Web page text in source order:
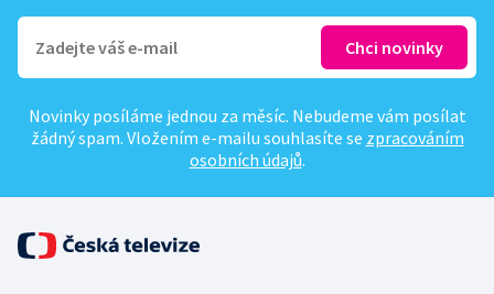
Novinky posíláme jednou za měsíc. Nebudeme vám posílat
žádný spam. Vložením e-mailu souhlasíte se zpracováním
osobních údajů.